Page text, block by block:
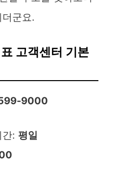
군요.
고객센터 기본
9000
: 평일